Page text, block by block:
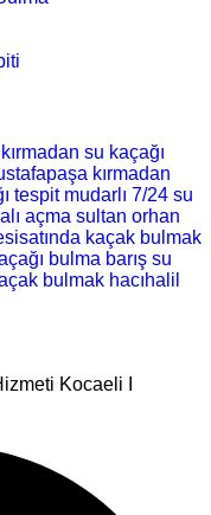
su kaçağı
kırmadan
tespit mudarlı 7/24 su
açma sultan orhan
kaçak bulmak
bulma barış su
bulmak hacıhalil
Kocaeli I